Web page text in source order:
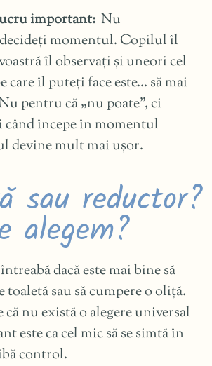
important: Nu
momentul. Copilul îl
îl observați și uneori cel
care îl puteți face este… să mai
pentru că „nu poate”, ci
când începe în momentul
devine mult mai ușor.
sau reductor?
alegem?
dacă este mai bine să
toaletă sau să cumpere o oliță.
că nu există o alegere universal
este ca cel mic să se simtă în
control.